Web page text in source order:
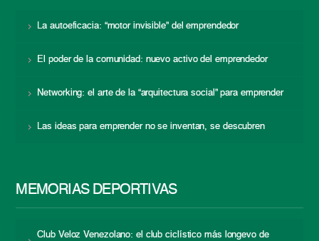
La autoeficacia: “motor invisible” del emprendedor
El poder de la comunidad: nuevo activo del emprendedor
Networking: el arte de la “arquitectura social” para emprender
Las ideas para emprender no se inventan, se descubren
MEMORIAS DEPORTIVAS
Club Veloz Venezolano: el club ciclístico más longevo de